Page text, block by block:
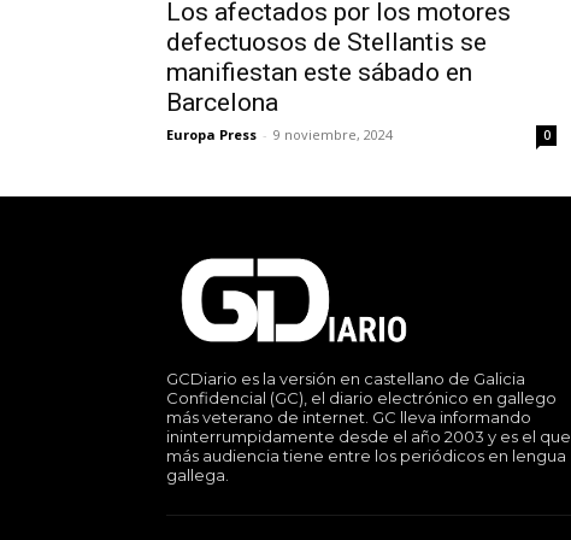
Los afectados por los motores
defectuosos de Stellantis se
manifiestan este sábado en
Barcelona
Europa Press - 9 noviembre, 2024 0
GCDiario es la versión en castellano de Galicia
Confidencial (GC), el diario electrónico en gallego
más veterano de internet. GC lleva informando
ininterrumpidamente desde el año 2003 y es el que
más audiencia tiene entre los periódicos en lengua
gallega.